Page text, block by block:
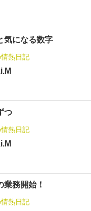
気になる数字
熱日記
つ
熱日記
業務開始！
熱日記